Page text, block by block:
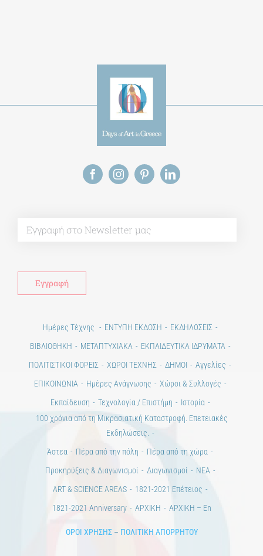
This site uses Akismet to reduce spam.
how your comment data is processed.
Ημέρες Τέχνης ΕΝΤΥΠΗ ΕΚΔΟΣΗ
ΕΚΔΗΛΩΣΕΙΣ
ΒΙΒΛΙΟΘΗΚΗ
ΜΕΤΑΠΤΥΧΙΑΚΑ
ΕΚΠΑΙΔΕΥΤΙΚΑ ΙΔΡΥΜΑΤΑ
ΠΟΛΙΤΙΣΤΙΚΟΙ ΦΟΡΕΙΣ
ΧΩΡΟΙ ΤΕΧΝΗΣ ΔΗΜΟΙ
Αγγελίες
ΕΠΙΚΟΙΝΩΝΙΑ
Ημέρες Ανάγνωσης
Χώροι & Συλλογές